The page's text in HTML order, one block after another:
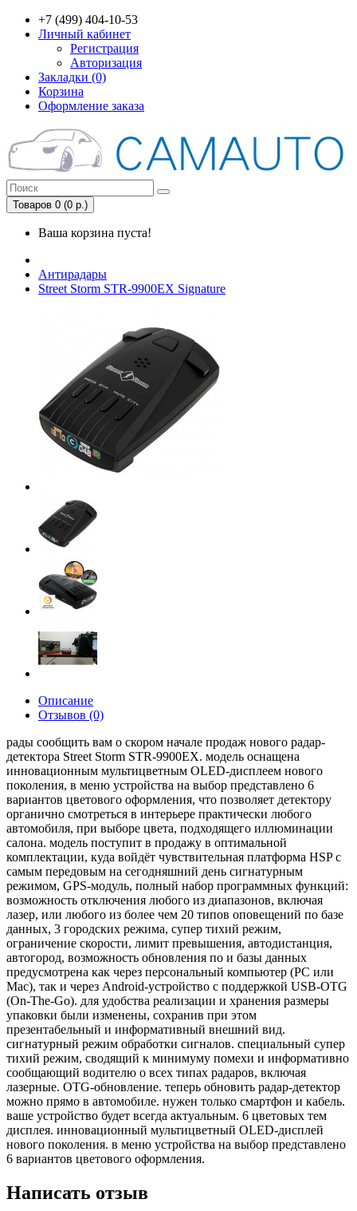
+7 (499) 404-10-53
Личный кабинет
Регистрация
Авторизация
Закладки (0)
Корзина
Оформление заказа
Товаров 0 (0 р.)
Ваша корзина пуста!
Антирадары
Street Storm STR-9900EX Signature
Описание
Отзывов (0)
рады сообщить вам о скором начале продаж нового радар-
детектора Street Storm STR-9900EX. модель оснащена
инновационным мультицветным OLED-дисплеем нового
поколения, в меню устройства на выбор представлено 6
вариантов цветового оформления, что позволяет детектору
органично смотреться в интерьере практически любого
автомобиля, при выборе цвета, подходящего иллюминации
салона. модель поступит в продажу в оптимальной
комплектации, куда войдёт чувствительная платформа HSP с
самым передовым на сегодняшний день сигнатурным
режимом, GPS-модуль, полный набор программных функций:
возможность отключения любого из диапазонов, включая
лазер, или любого из более чем 20 типов оповещений по базе
данных, 3 городских режима, супер тихий режим,
ограничение скорости, лимит превышения, автодистанция,
автогород, возможность обновления по и базы данных
предусмотрена как через персональный компьютер (PC или
Mac), так и через Android-устройство с поддержкой USB-OTG
(On-The-Go). для удобства реализации и хранения размеры
упаковки были изменены, сохранив при этом
презентабельный и информативный внешний вид.
сигнатурный режим обработки сигналов. специальный супер
тихий режим, сводящий к минимуму помехи и информативно
сообщающий водителю о всех типах радаров, включая
лазерные. OTG-обновление. теперь обновить радар-детектор
можно прямо в автомобиле. нужен только смартфон и кабель.
ваше устройство будет всегда актуальным. 6 цветовых тем
дисплея. инновационный мультицветный OLED-дисплей
нового поколения. в меню устройства на выбор представлено
6 вариантов цветового оформления.
Написать отзыв